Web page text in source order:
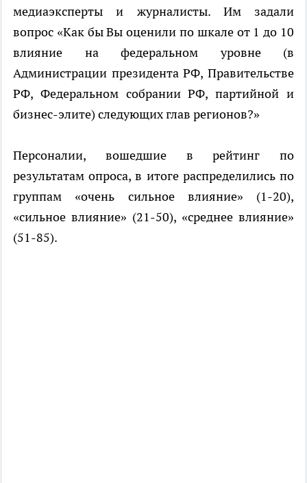
медиаэксперты и журналисты. Им задали
вопрос «Как бы Вы оценили по шкале от 1 до 10
влияние на федеральном уровне (в
Администрации президента РФ, Правительстве
РФ, Федеральном собрании РФ, партийной и
бизнес-элите) следующих глав регионов?»
Персоналии, вошедшие в рейтинг по
результатам опроса, в итоге распределились по
группам «очень сильное влияние» (1-20),
«сильное влияние» (21-50), «среднее влияние»
(51-85).